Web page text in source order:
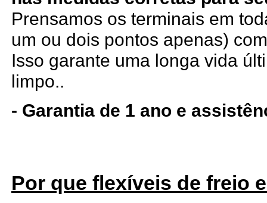
Prensamos os terminais em
um ou dois pontos apenas)
Isso garante uma longa vida
limpo..
- Garantia de 1 ano e
Por que flexíveis de freio